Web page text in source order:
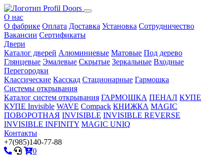
О нас
О фабрике Оплата Доставка Установка Сотрудничество
Вакансии Сертификаты
Двери
Каталог дверей Алюминиевые Матовые Под дерево
Глянцевые Эмалевые Скрытые Зеркальные Входные
Перегородки
Классические Касскад Стационарные Гармошка
Системы открывания
Каталог систем открывания ГАРМОШКА ПЕНАЛ КУПЕ
КУПЕ Invisible WAVE Compack КНИЖКА MAGIC
ПОВОРОТНАЯ INVISIBLE INVISIBLE REVERSE
INVISIBLE INFINITY MAGIC UNIQ
Контакты
+7(985)140-77-88
0